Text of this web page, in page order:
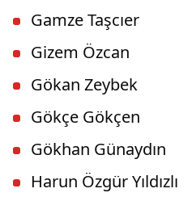
Gamze Taşcıer
Gizem Özcan
Gökan Zeybek
Gökçe Gökçen
Gökhan Günaydın
Harun Özgür Yıldızlı